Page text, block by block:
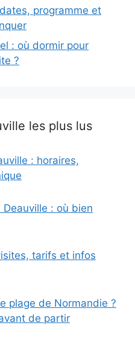
programme et
: où dormir pour
?
les plus lus
: horaires,
: où bien
tarifs et infos
plage de Normandie ?
de partir